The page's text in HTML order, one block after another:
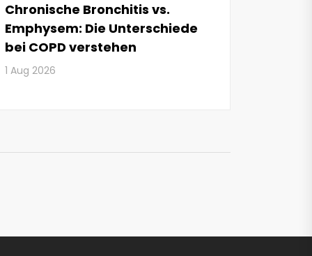
Chronische Bronchitis vs.
Emphysem: Die Unterschiede
bei COPD verstehen
1 Aug 2026